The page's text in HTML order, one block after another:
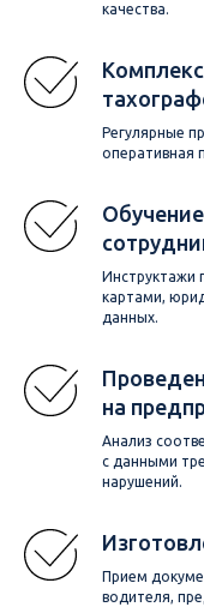
качества.
Регулярные
оперативная
Инструктажи
картами,
данных.
на
Анализ
с данными
нарушений.
Прием
водителя,